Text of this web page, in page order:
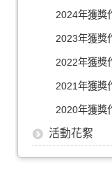
2024年獲獎
2023年獲獎
2022年獲獎
2021年獲獎
2020年獲獎
活動花絮